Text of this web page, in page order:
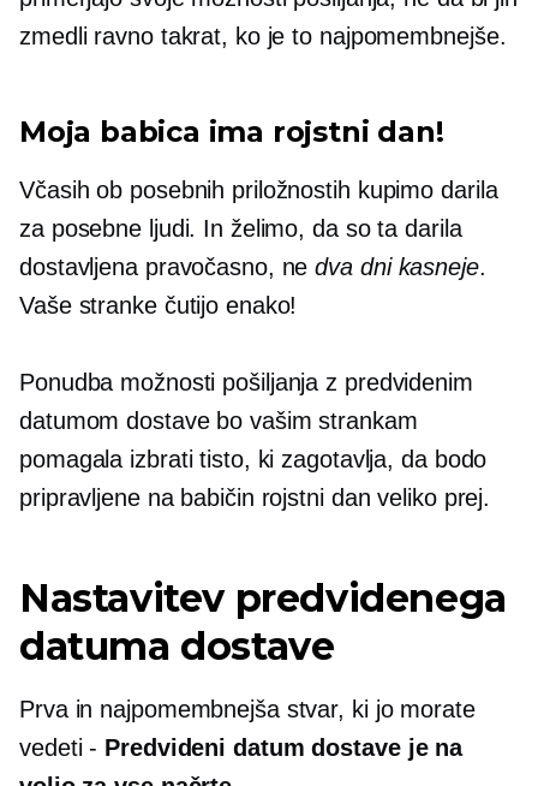
zmedli ravno takrat, ko je to najpomembnejše.
Moja babica ima rojstni dan!
Včasih ob posebnih priložnostih kupimo darila
za posebne ljudi. In želimo, da so ta darila
dostavljena pravočasno, nedva dni kasneje.
Vaše stranke čutijo enako!
Ponudba možnosti pošiljanja z predvidenim
datumom dostave bo vašim strankam
pomagala izbrati tisto, ki zagotavlja, da bodo
pripravljene na babičin rojstni dan veliko prej.
Nastavitev predvidenega
datuma dostave
Prva in najpomembnejša stvar, ki jo morate
vedeti - Predvideni datum dostave je na